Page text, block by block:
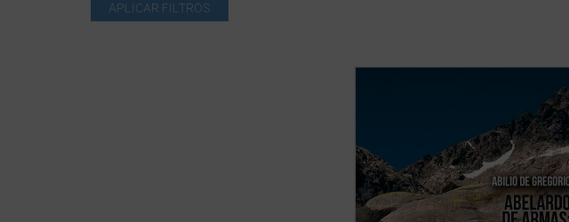
Abelardo de Armas es un formador de
formadores. Discípulo aventajado del P.
Morales, enriqueció el ya de por sí fértil
estilo educativo de su maestro,
vertiendo en él sus convicciones,
adquiridas en la escuela de los Ejercicios
espirituales ...(ver ficha)